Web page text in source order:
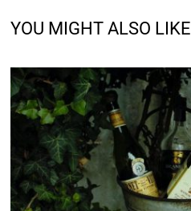
YOU MIGHT ALSO LIKE